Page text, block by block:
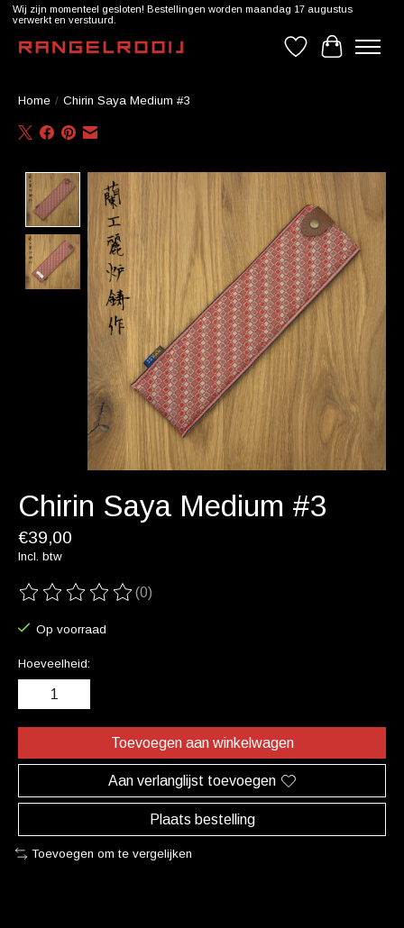
Wij zijn momenteel gesloten! Bestellingen worden maandag 17 augustus
verwerkt en verstuurd.
Verlanglijst
Home / Chirin Saya Medium #3
Product image slideshow Items
Chirin Saya Medium #3
€39,00
Incl. btw
De beoordeling van dit product is
(0)
Op voorraad
Hoeveelheid:
Toevoegen aan winkelwagen
Aan verlanglijst toevoegen
Plaats bestelling
Toevoegen om te vergelijken